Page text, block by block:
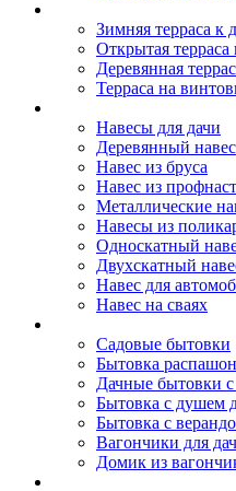
Зимняя терраса к
Открытая терраса
Деревянная
Терраса на
Навесы для дачи
Деревянный навес
Навес из бруса
Навес из
Металлические
Навесы из
Односкатный
Двухскатный
Навес для
Навес на сваях
Садовые бытовки
Бытовка
Дачные бытовки с
Бытовка с душем
Бытовка с
Вагончики для
Домик из